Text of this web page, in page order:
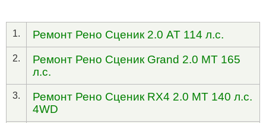
1. Ремонт Рено Сценик 2.0 AT 114 л.с.
2.
Ремонт Рено Сценик Grand 2.0 MT 165
л.с.
3.
Ремонт Рено Сценик RX4 2.0 MT 140 л.с.
4WD